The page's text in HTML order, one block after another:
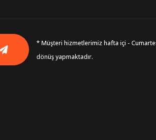
* Müşteri hizmetlerimiz hafta içi -
dönüş yapmaktadır.